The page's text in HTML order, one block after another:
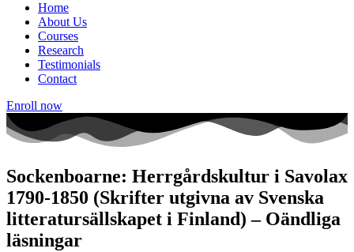
Home
About Us
Courses
Research
Testimonials
Contact
Enroll now
Sockenboarne: Herrgårdskultur i Savolax
1790-1850 (Skrifter utgivna av Svenska
litteratursällskapet i Finland) – Oändliga
läsningar